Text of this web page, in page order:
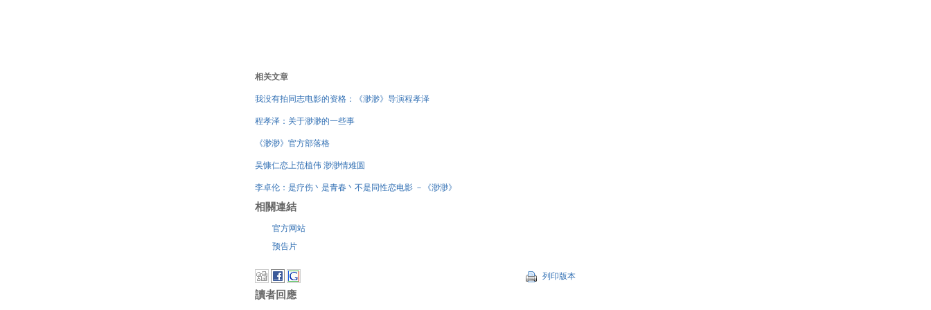
相关文章
我没有拍同志电影的资格：《渺渺》导演程孝泽
程孝泽：关于渺渺的一些事
《渺渺》官方部落格
吴慷仁恋上范植伟 渺渺情难圆
李卓伦：是疗伤丶是青春丶不是同性恋电影 －《渺渺》
相關連結
官方网站
预告片
列印版本
讀者回應